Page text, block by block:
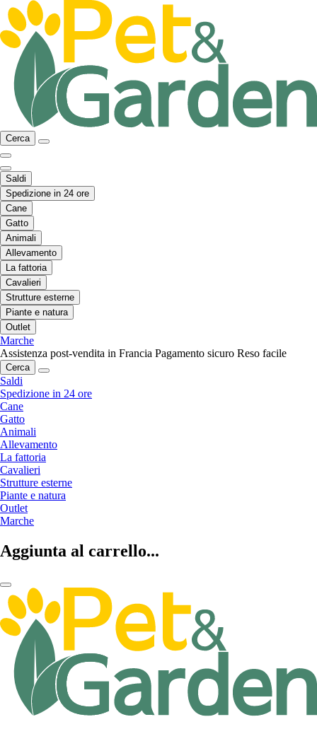
Cerca
Saldi
Spedizione in 24 ore
Cane
Gatto
Animali
Allevamento
La fattoria
Cavalieri
Strutture esterne
Piante e natura
Outlet
Marche
Assistenza post-vendita in Francia Pagamento sicuro Reso facile
Cerca
Saldi
Spedizione in 24 ore
Cane
Gatto
Animali
Allevamento
La fattoria
Cavalieri
Strutture esterne
Piante e natura
Outlet
Marche
Aggiunta al carrello...